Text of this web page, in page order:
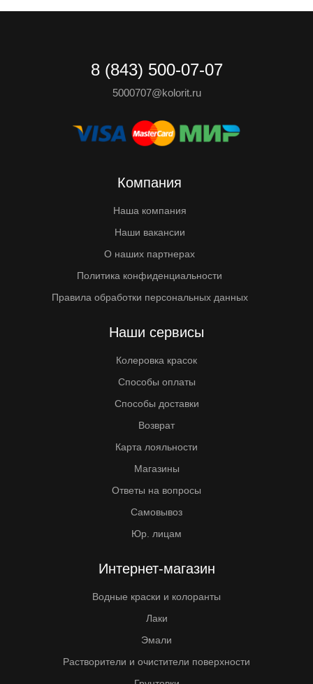
8 (843) 500-07-07
5000707@kolorit.ru
Компания
Наша компания
Наши вакансии
О наших партнерах
Политика конфиденциальности
Правила обработки персональных данных
Наши сервисы
Колеровка красок
Способы оплаты
Способы доставки
Возврат
Карта лояльности
Магазины
Ответы на вопросы
Самовывоз
Юр. лицам
Интернет-магазин
Водные краски и колоранты
Лаки
Эмали
Растворители и очистители поверхности